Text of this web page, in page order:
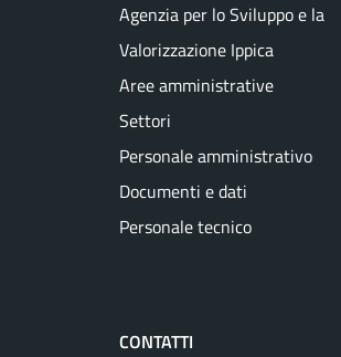
Agenzia per lo Sviluppo e la
Valorizzazione Ippica
Aree amministrative
Settori
Personale amministrativo
Documenti e dati
Personale tecnico
CONTATTI